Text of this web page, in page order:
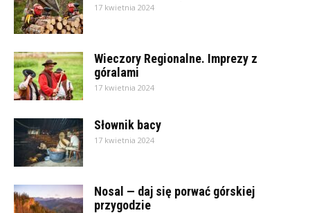
17 kwietnia 2024
Wieczory Regionalne. Imprezy z
góralami
17 kwietnia 2024
Słownik bacy
17 kwietnia 2024
Nosal — daj się porwać górskiej
przygodzie